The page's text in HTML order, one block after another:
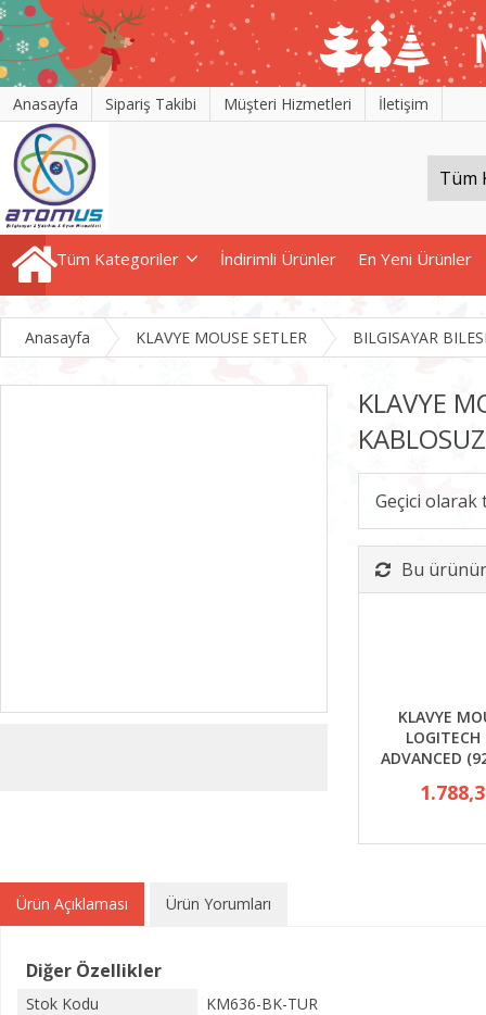
Anasayfa Sipariş Takibi Müşteri Hizmetleri İletişim
Tüm Kategoriler İndirimli Ürünler En Yeni Ürünler
Anasayfa KLAVYE MOUSE SETLER BILGISAYAR
KLAVYE
Geçici
Bu
KLAVYE
ADVANCED
Ürün Açıklaması Ürün Yorumları
Diğer Özellikler
Stok Kodu
KM636-BK-TUR